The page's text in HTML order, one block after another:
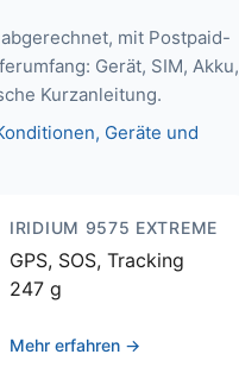
mit Postpaid-
Gerät, SIM, Akku,
Kurzanleitung.
Geräte und
IRIDIUM 9575 EXTREME
GPS, SOS, Tracking
247 g
Mehr erfahren →